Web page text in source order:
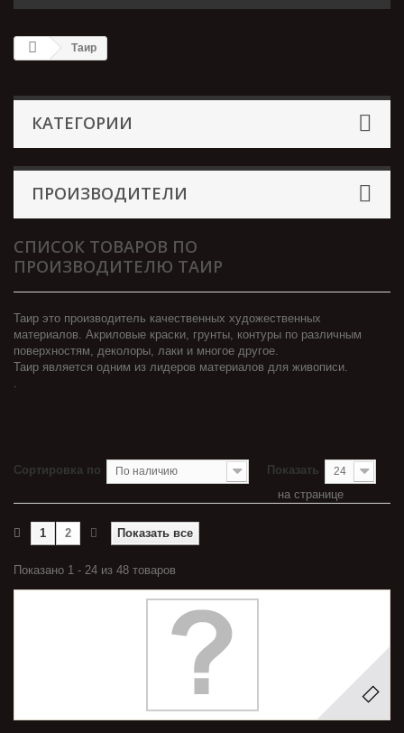
Таир
КАТЕГОРИИ
ПРОИЗВОДИТЕЛИ
СПИСОК ТОВАРОВ ПО
ПРОИЗВОДИТЕЛЮ ТАИР
Таир это производитель качественных художественных
материалов. Акриловые краски, грунты, контуры по различным
поверхностям, деколоры, лаки и многое другое.
Таир является одним из лидеров материалов для живописи.
.
Сортировка по По наличию Показать 24
на странице
Показать все
1 2
Показано 1 - 24 из 48 товаров